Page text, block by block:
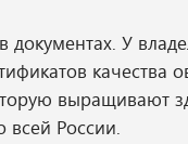
У
качества
выращивают
России.